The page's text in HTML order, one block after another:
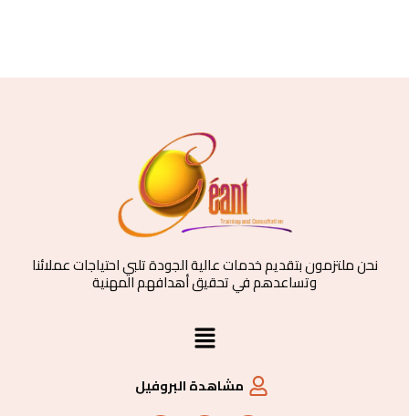
نحن ملتزمون بتقديم خدمات عالية الجودة تلبي احتياجات عملائنا
وتساعدهم في تحقيق أهدافهم المهنية
القائمة
مشاهدة البروفيل